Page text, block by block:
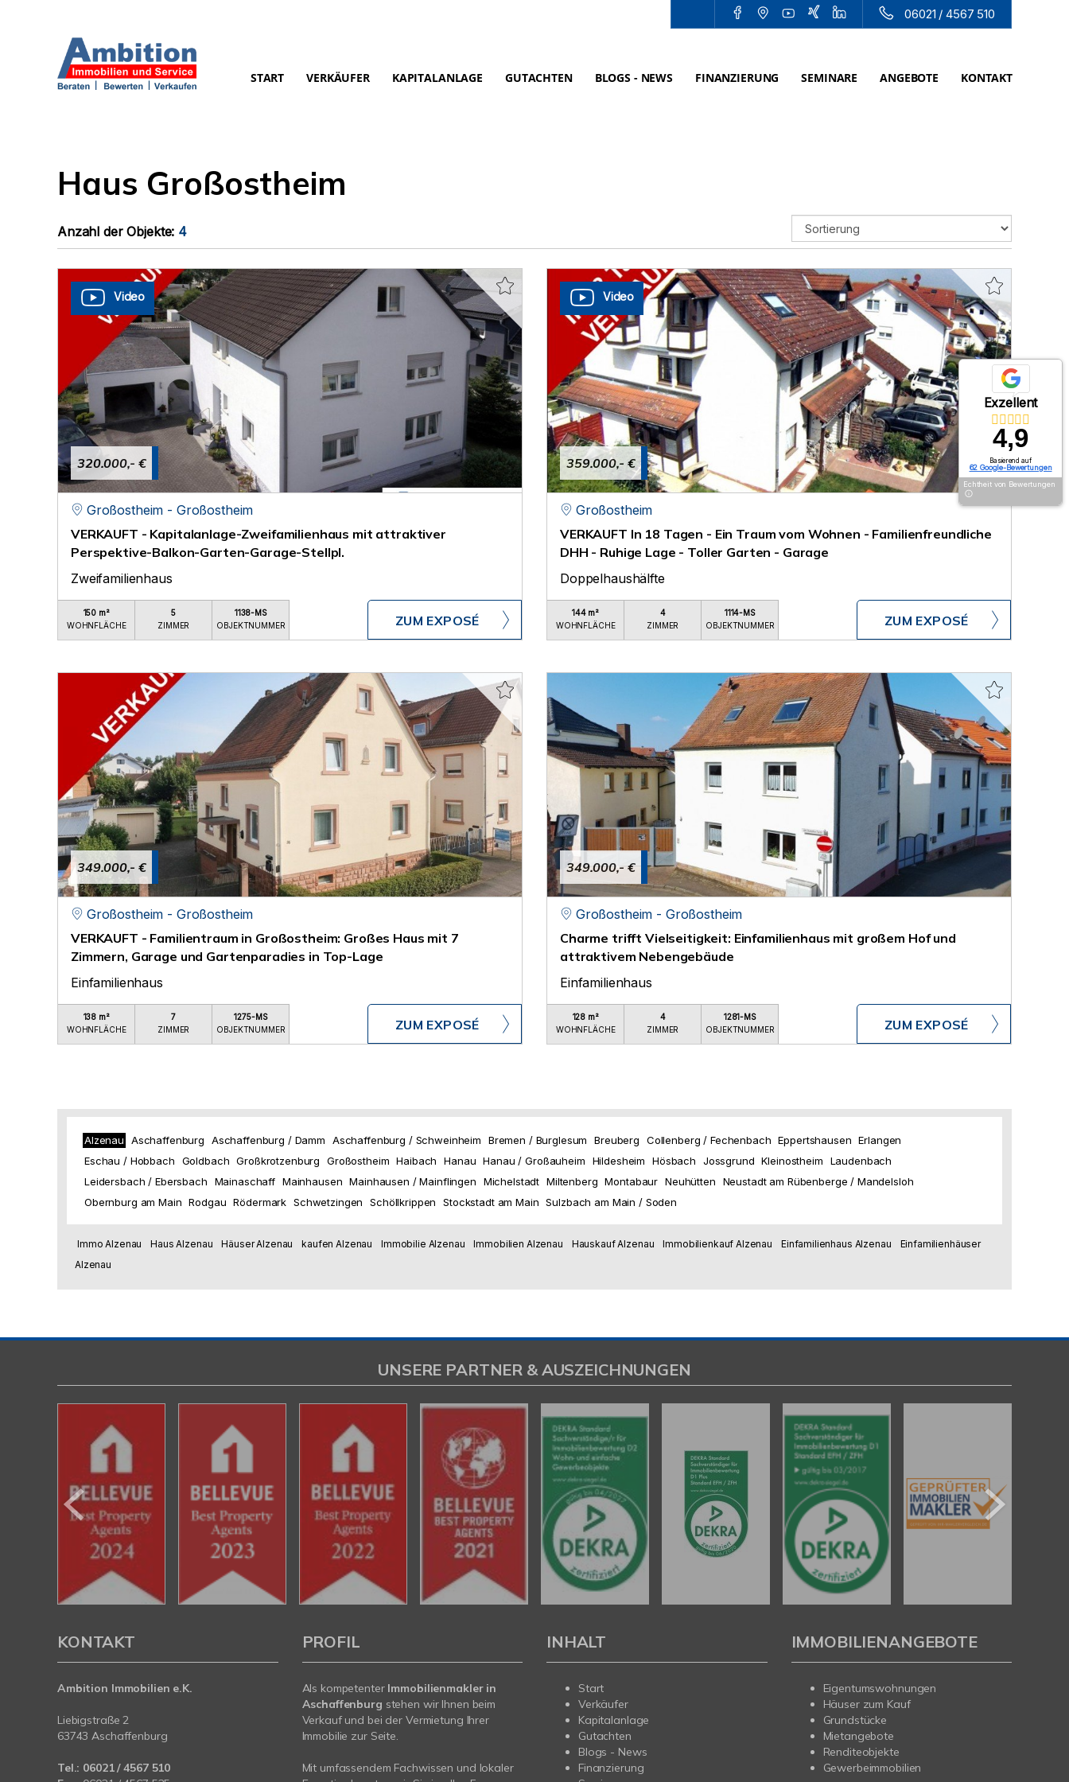
06021 / 4567 510
START VERKÄUFER KAPITALANLAGE GUTACHTEN BLOGS - NEWS FINANZIERUNG SEMINARE ANGEBOTE KONTAKT
Haus Großostheim
Anzahl derObjekte: 4
320.000,- €
Video
Großostheim - Großostheim
VERKAUFT - Kapitalanlage-Zweifamilienhaus mit attraktiver
Perspektive-Balkon-Garten-Garage-Stellpl.
Zweifamilienhaus
150 m²
WOHNFLÄCHE
5
ZIMMER
1138-MS
OBJEKTNUMMER
ZUM EXPOSÉ
359.000,- €
Video
Großostheim
VERKAUFT In 18 Tagen - Ein Traum vom Wohnen - Familienfreundliche
DHH - Ruhige Lage - Toller Garten - Garage
Doppelhaushälfte
144 m²
WOHNFLÄCHE
4
ZIMMER
1114-MS
OBJEKTNUMMER
ZUM EXPOSÉ
349.000,- €
Großostheim - Großostheim
VERKAUFT - Familientraum in Großostheim: Großes Haus mit 7
Zimmern, Garage und Gartenparadies in Top-Lage
Einfamilienhaus
138 m²
WOHNFLÄCHE
7
ZIMMER
1275-MS
OBJEKTNUMMER
ZUM EXPOSÉ
349.000,- €
Großostheim - Großostheim
Charme trifft Vielseitigkeit: Einfamilienhaus mit großem Hof und
attraktivem Nebengebäude
Einfamilienhaus
128 m²
WOHNFLÄCHE
4
ZIMMER
1281-MS
OBJEKTNUMMER
ZUM EXPOSÉ
Alzenau Aschaffenburg Aschaffenburg / Damm Aschaffenburg / Schweinheim Bremen / Burglesum Breuberg Collenberg / Fechenbach Eppertshausen Erlangen
Eschau / Hobbach
Goldbach Großkrotzenburg Großostheim Haibach Hanau Hanau / Großauheim Hildesheim Hösbach Jossgrund Kleinostheim
Laudenbach
Leidersbach / Ebersbach
Mainaschaff Mainhausen Mainhausen / Mainflingen Michelstadt Miltenberg Montabaur Neuhütten
Neustadt am Rübenberge / Mandelsloh
Obernburg am Main Rodgau Rödermark Schwetzingen Schöllkrippen Stockstadt am Main Sulzbach am Main / Soden
Immo Alzenau Haus Alzenau Häuser Alzenau kaufen Alzenau Immobilie Alzenau Immobilien Alzenau Hauskauf Alzenau Immobilienkauf Alzenau Einfamilienhaus Alzenau
Einfamilienhäuser
Alzenau
Exzellent
4,9
Basierend auf
62 Google-Bewertungen
Echtheit von Bewertungen
UNSERE PARTNER & AUSZEICHNUNGEN
KONTAKT
Ambition Immobilien e.K.
Liebigstraße 2
63743 Aschaffenburg
Tel.: 06021 / 4567 510
PROFIL
Als kompetenter Immobilienmakler in
Aschaffenburg stehen wir Ihnen beim
Verkauf und bei der Vermietung Ihrer
Immobilie zur Seite.
Mit umfassendem Fachwissen und lokaler
INHALT
Start
Verkäufer
Kapitalanlage
Gutachten
Blogs - News
Finanzierung
IMMOBILIENANGEBOTE
Eigentumswohnungen
Häuser zum Kauf
Grundstücke
Mietangebote
Renditeobjekte
Gewerbeimmobilien